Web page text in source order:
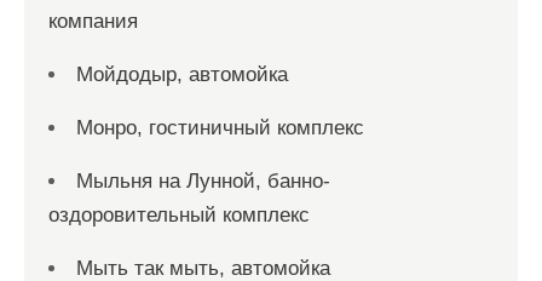
компания
Мойдодыр, автомойка
Монро, гостиничный комплекс
Мыльня на Лунной, банно-
оздоровительный комплекс
Мыть так мыть, автомойка